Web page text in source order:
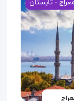
- تابستان